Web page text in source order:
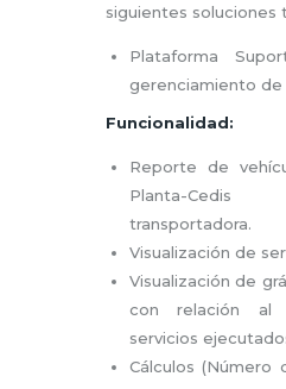
siguientes soluciones
Plataforma
gerenciamiento de
Funcionalidad:
Reporte de
Planta-
transportadora.
Visualización de
Visualización de
con relación al
servicios
Cálculos (Número